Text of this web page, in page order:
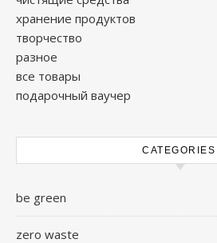
хранение продуктов
творчество
разное
все товары
подарочный ваучер
CATEGORIES
be green
zero waste